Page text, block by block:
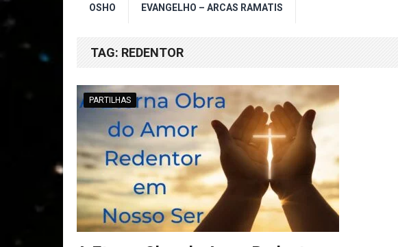
OSHO EVANGELHO – ARCAS RAMATIS
TAG: REDENTOR
PARTILHAS